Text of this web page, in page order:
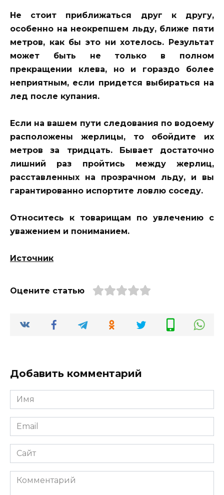
Не стоит приближаться друг к другу,
особенно на неокрепшем льду, ближе пяти
метров, как бы это ни хотелось. Результат
может быть не только в полном
прекращении клева, но и гораздо более
неприятным, если придется выбираться на
лед после купания.
Если на вашем пути следования по водоему
расположены жерлицы, то обойдите их
метров за тридцать. Бывает достаточно
лишний раз пройтись между жерлиц,
расставленных на прозрачном льду, и вы
гарантированно испортите ловлю соседу.
Относитесь к товарищам по увлечению с
уважением и пониманием.
Источник
Оцените статью
Добавить комментарий
Имя
*
Email
*
Сайт
Комментарий